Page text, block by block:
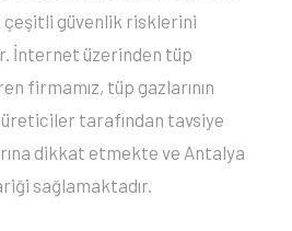
çeşitli güvenlik risklerini
İnternet üzerinden tüp
firmamız, tüp gazlarının
üreticiler tarafından tavsiye
dikkat etmekte ve Antalya
sağlamaktadır.